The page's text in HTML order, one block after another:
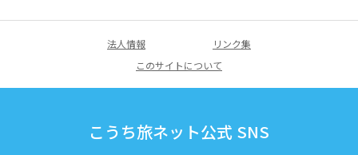
法人情報
リンク集
このサイトについて
こうち旅ネット公式 SNS